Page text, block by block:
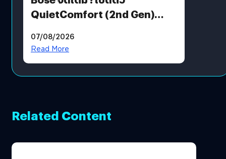
QuietComfort (2nd Gen)
07/08/2026
Read More
Related Content